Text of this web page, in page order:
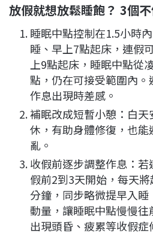
放假就想放鬆睡飽？ 3個
睡眠中點控制在1.5小時
睡、早上7點起床，連假
上9點起床，睡眠中點從
點，仍在可接受範圍內
作息出現時差感。
補眠改成短暫小憩：白
休，有助身體修復，也
亂。
收假前逐步調整作息：
假前2到3天開始，每天
分鐘，同步略微提早入
動量，讓睡眠中點慢慢
出現頭昏、疲累等收假症